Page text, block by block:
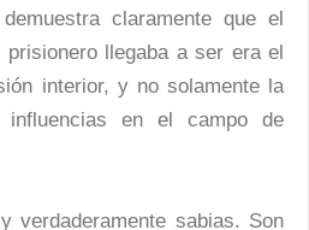
claramente que el
llegaba a ser era el
interior, y no solamente la
influencias en el campo de
verdaderamente sabias. Son